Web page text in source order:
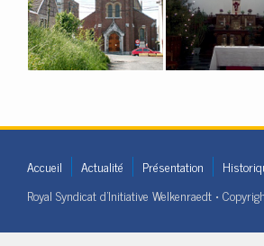
Accueil Actualité Présentation
Royal Syndicat d'Initiative Welkenraedt •